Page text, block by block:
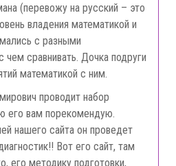
(перевожу на русский – это
владения математикой и
с разными
чем сравнивать. Дочка подруги
математикой с ним.
проводит набор
его вам порекомендую.
нашего сайта он проведет
Вот его сайт, там
его методику подготовки,